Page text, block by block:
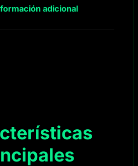
adicional